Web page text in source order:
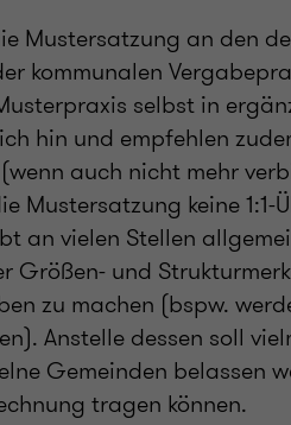
Mustersatzung an den
kommunalen
selbst in
hin und empfehlen
auch nicht mehr
Mustersatzung keine
an vielen Stellen
Größen- und
zu machen (bspw.
Anstelle dessen soll
Gemeinden belassen
tragen können.